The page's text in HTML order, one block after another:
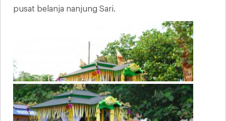
pusat belanja nanjung Sari.